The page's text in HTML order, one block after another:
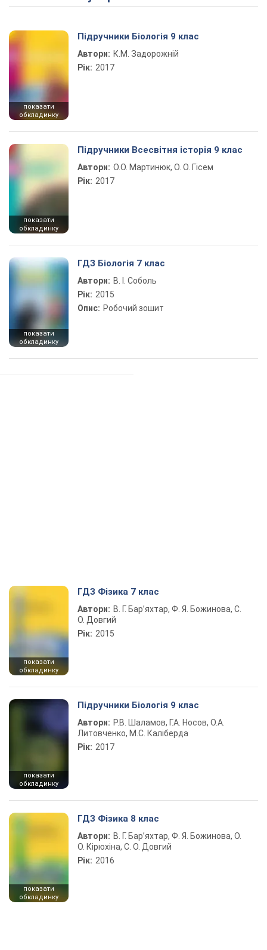
показати
обкладинку
Підручники Біологія 9 клас
Автори: К.М. Задорожній
Рік: 2017
показати
обкладинку
Підручники Всесвітня історія 9 клас
Автори: О.О. Мартинюк, О. О. Гісем
Рік: 2017
показати
обкладинку
ГДЗ Біологія 7 клас
Автори: В. І. Соболь
Рік: 2015
Опис: Робочий зошит
показати
обкладинку
ГДЗ Фізика 7 клас
Автори: В. Г. Бар’яхтар, Ф. Я. Божинова, С.
О. Довгий
Рік: 2015
показати
обкладинку
Підручники Біологія 9 клас
Автори: Р.В. Шаламов, Г.А. Носов, О.А.
Литовченко, М.С. Каліберда
Рік: 2017
показати
обкладинку
ГДЗ Фізика 8 клас
Автори: В. Г. Бар’яхтар, Ф. Я. Божинова, О.
О. Кірюхіна, С. О. Довгий
Рік: 2016